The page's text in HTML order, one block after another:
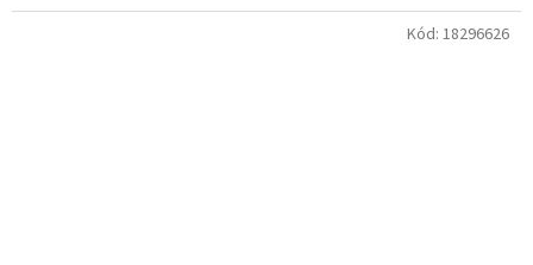
Kód: 18296626